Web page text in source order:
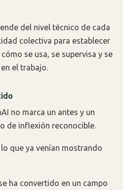
del nivel técnico de cada
colectiva para establecer
se usa, se supervisa y se
el trabajo.
no marca un antes y un
de inflexión reconocible.
que ya venían mostrando
ha convertido en un campo